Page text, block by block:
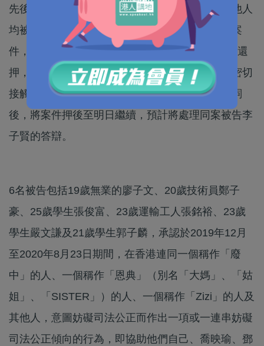
先後被押送回港，除李宇軒的案件分拆處理，其他人
均被加控一項妨礙司法公正罪。本案為區域案件案
件，今移師至西九龍裁判法院處理，當中6人一直還
押，於庭上正式認罪，而還押的李子賢因被列為密切
接觸者，未有出庭。暫委法官王興偉聽罷求情陳詞
後，將案件押後至明日繼續，預計將處理同案被告李
子賢的答辯。
6名被告包括19歲無業的廖子文、20歲技術員鄭子
豪、25歲學生張俊富、23歲運輸工人張銘裕、23歲
學生嚴文謙及21歲學生郭子麟，承認於2019年12月
至2020年8月23日期間，在香港連同一個稱作「廢
中」的人、一個稱作「恩典」（別名「大媽」、「姑
姐」、「SISTER」）的人、一個稱作「Zizi」的人及
其他人，意圖妨礙司法公正而作出一項或一連串妨礙
司法公正傾向的行為，即協助他們自己、喬映瑜、鄧